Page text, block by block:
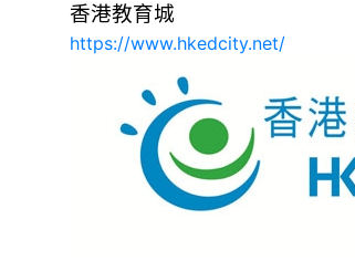
香港教育城
https://www.hkedcity.net/